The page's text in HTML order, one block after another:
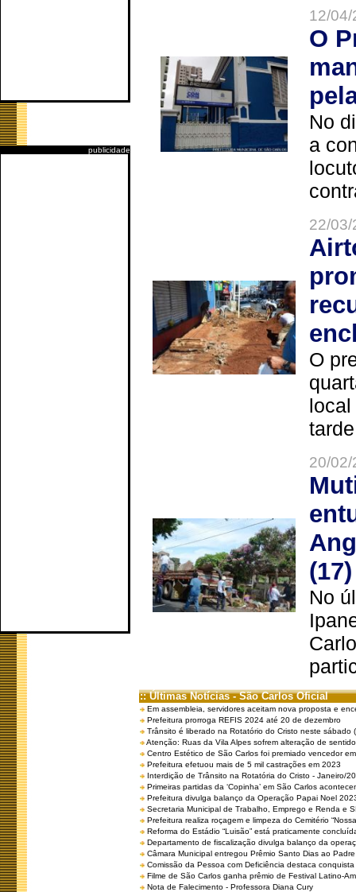
publicidade
12/
O
No
a
22/
O
20/
(17)
No
:: Últimas Notícias - São Carlos Oficial
Em assembleia, servidores aceitam nova proposta e
Prefeitura prorroga REFIS 2024 até 20 de dezembro
Trânsito é liberado na Rotatório do Cristo neste sábado
Atenção: Ruas da Vila Alpes sofrem alteração de
Centro Estético de São Carlos foi premiado vencedor
Prefeitura efetuou mais de 5 mil castrações em 2023
Interdição de Trânsito na Rotatória do Cristo - Janeiro/
Primeiras partidas da ‘Copinha’ em São Carlos
Prefeitura divulga balanço da Operação Papai Noel
Secretaria Municipal de Trabalho, Emprego e Renda e
Prefeitura realiza roçagem e limpeza do Cemitério
Reforma do Estádio “Luisão” está praticamente
Departamento de fiscalização divulga balanço da
Câmara Municipal entregou Prêmio Santo Dias ao
Comissão da Pessoa com Deficiência destaca
Filme de São Carlos ganha prêmio de Festival Latino-
Nota de Falecimento - Professora Diana Cury